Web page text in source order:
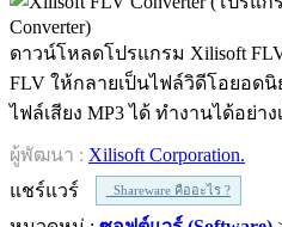
ดาวน์โหลดโปรแกรม Xilisoft
FLV ให้กลายเป็นไฟล์วิดีโอยอด
ไฟล์เสียง MP3 ได้ ทำงานได้อย่า
ผู้พัฒนา : Xilisoft Corporation.
แชร์แวร์
Shareware คืออะไร ?